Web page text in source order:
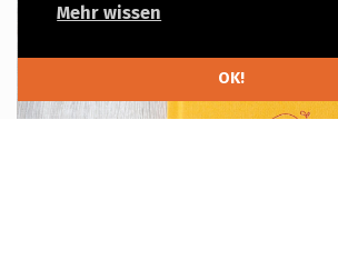
Mehr wissen
OK!